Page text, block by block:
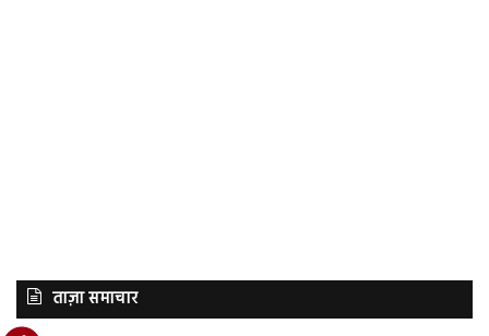
ताज़ा समाचार